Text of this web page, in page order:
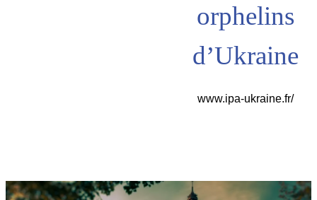
orphelins
d’Ukraine
www.ipa-ukraine.fr/